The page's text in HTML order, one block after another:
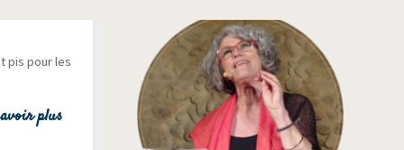
pis pour les
plus